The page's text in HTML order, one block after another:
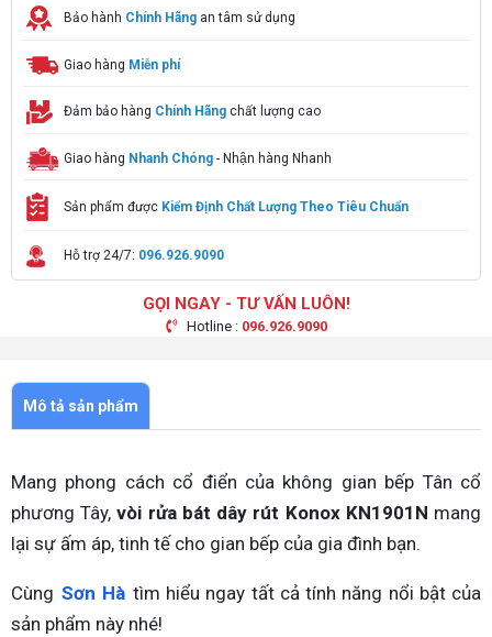
Bảo hành Chính Hãng an tâm sử dụng
Giao hàng Miễn phí
Đảm bảo hàng Chính Hãng chất lượng cao
Giao hàng Nhanh Chóng - Nhận hàng Nhanh
Sản phẩm được Kiểm Định Chất Lượng Theo Tiêu Chuẩn
Hỗ trợ 24/7: 096.926.9090
GỌI NGAY - TƯ VẤN LUÔN!
Hotline : 096.926.9090
Mô tả sản phẩm
Mang phong cách cổ điển của không gian bếp Tân cổ
phương Tây,vòi rửa bát dây rút Konox KN1901N mang
lại sự ấm áp, tinh tế cho gian bếp của gia đình bạn.
Cùng Sơn Hà tìm hiểu ngay tất cả tính năng nổi bật của
sản phẩm này nhé!